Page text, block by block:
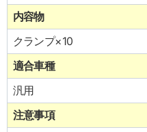
内容物
クランプ×10
適合車種
汎用
注意事項